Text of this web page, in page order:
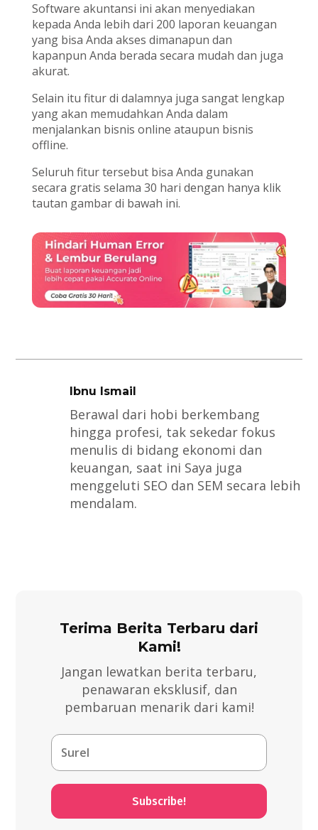
Software akuntansi ini akan menyediakan
kepada Anda lebih dari 200 laporan keuangan
yang bisa Anda akses dimanapun dan
kapanpun Anda berada secara mudah dan juga
akurat.
Selain itu fitur di dalamnya juga sangat lengkap
yang akan memudahkan Anda dalam
menjalankan bisnis online ataupun bisnis
offline.
Seluruh fitur tersebut bisa Anda gunakan
secara gratis selama 30 hari dengan hanya klik
tautan gambar di bawah ini.
Ibnu Ismail
Berawal dari hobi berkembang
hingga profesi, tak sekedar fokus
menulis di bidang ekonomi dan
keuangan, saat ini Saya juga
menggeluti SEO dan SEM secara lebih
mendalam.
Terima Berita Terbaru dari
Kami!
Jangan lewatkan berita terbaru,
penawaran eksklusif, dan
pembaruan menarik dari kami!
Subscribe!